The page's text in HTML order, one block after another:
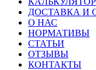
ДОСТАВКА И
О НАС
НОРМАТИВЫ
СТАТЬИ
ОТЗЫВЫ
КОНТАКТЫ